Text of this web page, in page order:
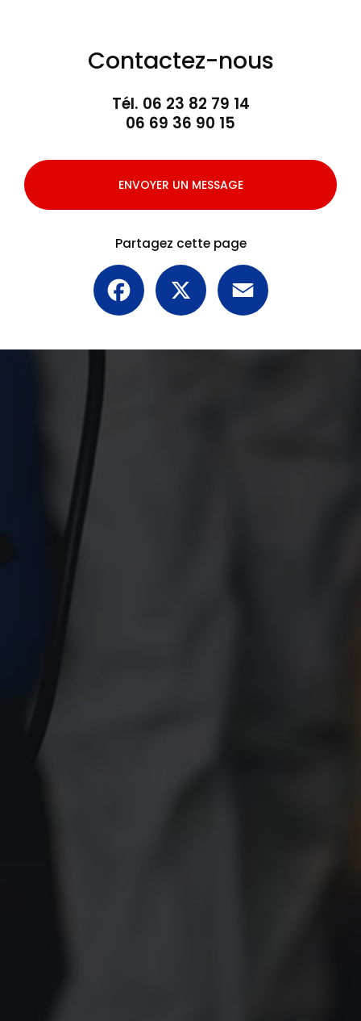
Contactez-nous
Tél. 06 23 82 79 14
06 69 36 90 15
ENVOYER UN MESSAGE
Partagez cette page
Facebook